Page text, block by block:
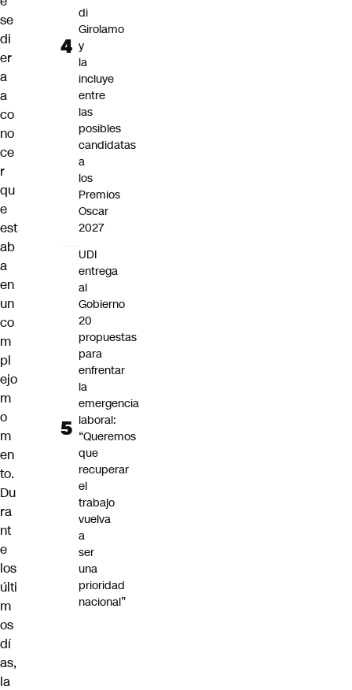
se
di
er
a
a
co
no
ce
r
qu
e
est
ab
a
en
un
co
m
pl
ejo
m
o
m
en
to.
Du
ra
nt
e
los
últi
m
os
dí
as,
la
di
Girolamo
y
la
incluye
entre
las
posibles
candidatas
a
los
Premios
Oscar
2027
UDI
entrega
al
Gobierno
20
propuestas
para
enfrentar
la
emergencia
laboral:
“Queremos
que
recuperar
el
trabajo
vuelva
a
ser
una
prioridad
nacional”